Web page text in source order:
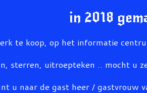
in 2018
te koop, op het informatie
sterren, uitroepteken .. mocht u
u naar de gast heer / gastvrouw